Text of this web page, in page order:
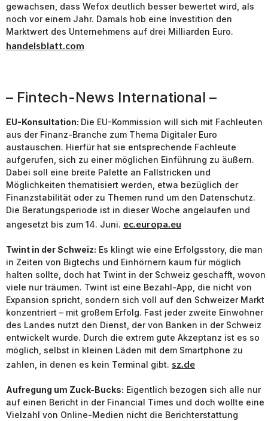
gewachsen, dass Wefox deutlich besser bewertet wird, als
noch vor einem Jahr. Damals hob eine Investition den
Marktwert des Unternehmens auf drei Milliarden Euro.
handelsblatt.com
– Fintech-News International –
EU-Konsultation: Die EU-Kommission will sich mit Fachleuten
aus der Finanz-Branche zum Thema Digitaler Euro
austauschen. Hierfür hat sie entsprechende Fachleute
aufgerufen, sich zu einer möglichen Einführung zu äußern.
Dabei soll eine breite Palette an Fallstricken und
Möglichkeiten thematisiert werden, etwa bezüglich der
Finanzstabilität oder zu Themen rund um den Datenschutz.
Die Beratungsperiode ist in dieser Woche angelaufen und
angesetzt bis zum 14. Juni. ec.europa.eu
Twint in der Schweiz: Es klingt wie eine Erfolgsstory, die man
in Zeiten von Bigtechs und Einhörnern kaum für möglich
halten sollte, doch hat Twint in der Schweiz geschafft, wovon
viele nur träumen. Twint ist eine Bezahl-App, die nicht von
Expansion spricht, sondern sich voll auf den Schweizer Markt
konzentriert – mit großem Erfolg. Fast jeder zweite Einwohner
des Landes nutzt den Dienst, der von Banken in der Schweiz
entwickelt wurde. Durch die extrem gute Akzeptanz ist es so
möglich, selbst in kleinen Läden mit dem Smartphone zu
zahlen, in denen es kein Terminal gibt. sz.de
Aufregung um Zuck-Bucks: Eigentlich bezogen sich alle nur
auf einen Bericht in der Financial Times und doch wollte eine
Vielzahl von Online-Medien nicht die Berichterstattung